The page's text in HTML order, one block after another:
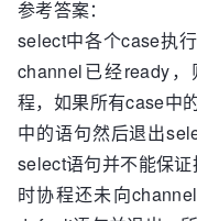
go
        chan2 <-
1
    }()
select {
case <-chan1:
case <-chan2:
参考答案：
select中各个case执
channel已经ready
程，如果所有case中
中的语句然后退出
select语句并不能保
时协程还未向